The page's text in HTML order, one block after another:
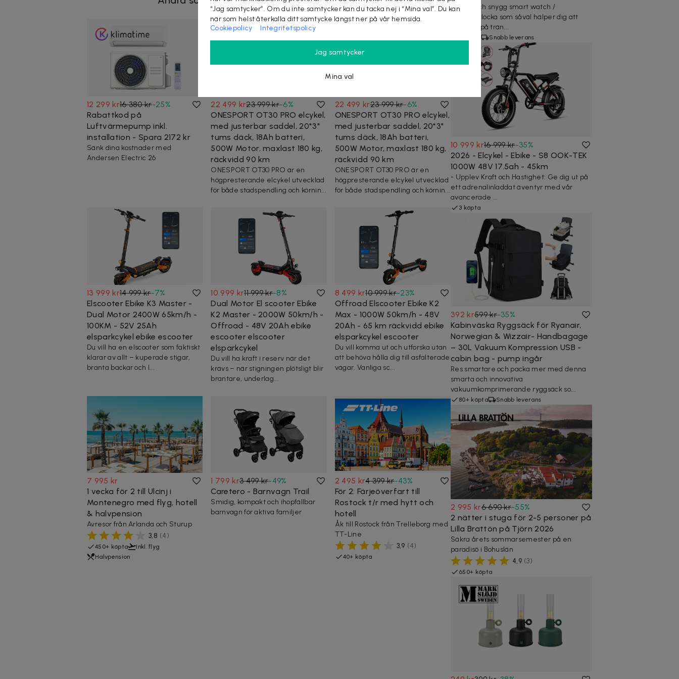
12 299 kr16 380 kr-25%
Rabattkod på
Luftvärmepump inkl.
installation - Spara 2172 kr
Sänk dina kostnader med
Andersen Electric 26
22 499 kr23 999 kr-6%
ONESPORT OT30 PRO elcykel,
med justerbar saddel, 20*3"
tums däck, 18Ah batteri,
500W Motor, maxlast 180 kg,
räckvidd 90 km
ONESPORT OT30 PRO är en
högpresterande elcykel utvecklad
för både stadspendling och körnin...
22 499 kr23 999 kr-6%
ONESPORT OT30 PRO elcykel,
med justerbar saddel, 20*3"
tums däck, 18Ah batteri,
500W Motor, maxlast 180 kg,
räckvidd 90 km
ONESPORT OT30 PRO är en
högpresterande elcykel utvecklad
för både stadspendling och körnin...
13 999 kr14 999 kr-7%
Elscooter Ebike K3 Master -
Dual Motor 2400W 65km/h -
100KM - 52V 25Ah
elsparkcykel ebike escooter
Du vill ha en elscooter som faktiskt
klarar av allt – kuperade stigar,
branta backar och l...
10 999 kr11 999 kr-8%
Dual Motor El scooter Ebike
K2 Master - 2000W 50km/h -
Offroad - 48V 20Ah ebike
escooter elscooter
elsparkcykel
Du vill ha kraft i reserv när det
krävs – när stigningen plötsligt blir
brantare, underlag...
8 499 kr10 999 kr-23%
Offroad Elscooter Ebike K2
Max - 1000W 50km/h - 48V
20Ah - 65 km räckvidd ebike
elsparkcykel escooter
Du vill komma ut och utforska utan
att behöva hålla dig till asfalterade
vägar. Vanliga sc...
7 995 kr
1 vecka för 2 till Ulcinj i
Montenegro med flyg, hotell
& halvpension
Avresor från Arlanda och Sturup
3,8 (4)
450+ köpta
Inkl. flyg
Halvpension
1 799 kr3 499 kr-49%
Caretero - Barnvagn Trail
Smidig, kompakt och ihopfällbar
barnvagn för aktiva familjer
2 495 kr4 399 kr-43%
För 2: Färjeöverfart till
Rostock t/r med hytt och
hotell
Åk till Rostock från Trelleborg med
TT-Line
3,9 (4)
40+ köpta
Stilren och snygg smart watch /
träningsklocka som såväl hälper dig att
hålla koll på trän...
Snabb leverans
10 999 kr16 999 kr-35%
2026 - Elcykel - Ebike - S8 OOK-TEK
1000W 48V 17.5ah - 45km
- Upplev Kraft och Hastighet: Ge dig ut på
ett adrenalinladdat äventyr med vår
avancerade ...
3 köpta
392 kr599 kr-35%
Kabinväska Ryggsäck för Ryanair,
Norwegian & Wizzair- Handbagage
– 30L Vakuum Kompression USB -
cabin bag - pump ingår
Res smartare och packa mer med denna
smarta och innovativa
vakuumkomprimerande ryggsäck so...
80+ köpta Snabb leverans
2 995 kr6 690 kr-55%
2 nätter i stuga för 2-5 personer på
Lilla Brattön på Tjörn 2026
Säkra årets sommarsemester på en
paradisö i Bohuslän
4,9 (3)
650+ köpta
“Jag samtycker”. Om du inte samtycker kan du tacka nej i “Mina val”. Du kan
när som helst återkalla ditt samtycke längst ner på vår hemsida.
Cookiepolicy
Integritetspolicy
Jag samtycker
Mina val